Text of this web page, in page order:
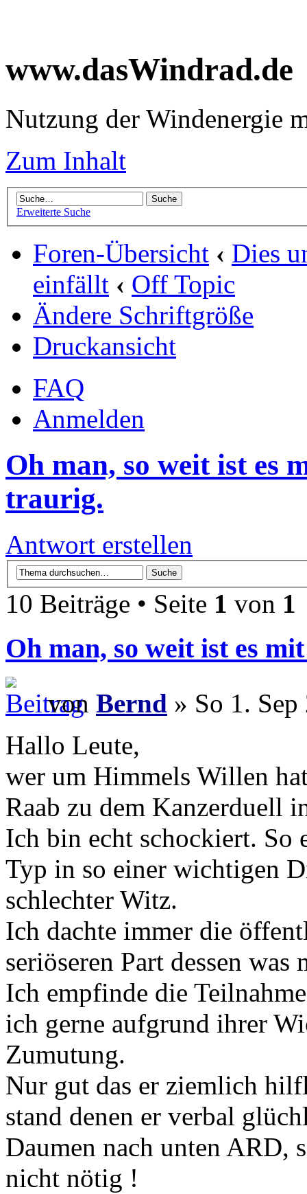
www.dasWindrad.de
Nutzung der Windenergie
Zum Inhalt
Erweiterte Suche
Foren-Übersicht ‹ Dies
einfällt ‹ Off Topic
Ändere Schriftgröße
Druckansicht
FAQ
Anmelden
Oh man, so weit ist es
traurig.
Antwort erstellen
10 Beiträge • Seite 1 von 1
Oh man, so weit ist es
von Bernd » So 1.
Hallo Leute,
wer um Himmels Willen
Raab zu dem Kanzerduell
Ich bin echt schockiert. So
Typ in so einer wichtigen
schlechter Witz.
Ich dachte immer die
seriöseren Part dessen
Ich empfinde die
ich gerne aufgrund ihrer
Zumutung.
Nur gut das er ziemlich
stand denen er verbal
Daumen nach unten ARD,
nicht nötig !